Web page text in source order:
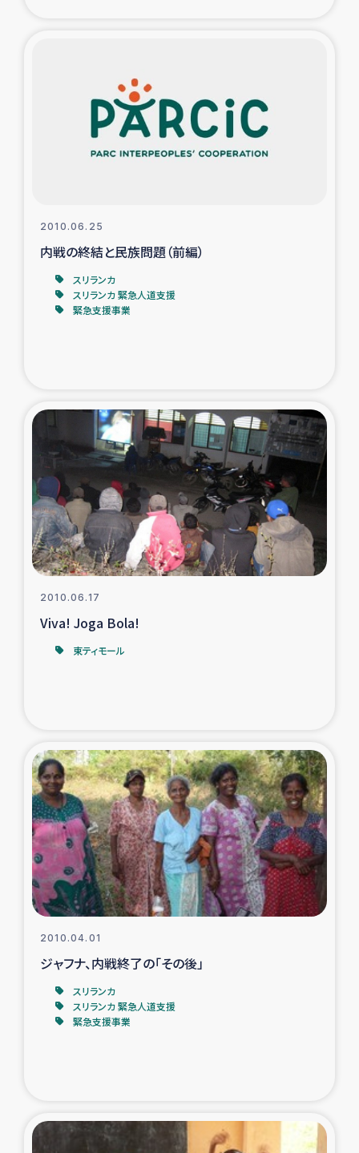
タイ国境ミャンマー移民子ども支援
漁民によるマングローブ植林活動
レバノンでのシリア難民への教育支援事業
レバノンでのシリア難民・レバノン人への農業支援
石巻市街地在宅被災者支援
復興応援隊の活動
仮設住宅生活支援・農業復興支援
漁業復興支援
ガザ地区における羊の畜産支援
ガザ地区での公園の緑化を通じた支援事業
ガザ地区における被災住民への緊急支援
ガザ地区酪農を通した女性グループの生計支援
ふりかけ普及と食生活改善による栄養改善事業
フェアトレード事業
緊急支援事業
食べる
2010.06.25
内戦の終結と民族問題（前編）
スリランカ
スリランカ 緊急人道支援
緊急支援事業
2010.06.17
Viva! Joga Bola!
東ティモール
2010.04.01
ジャフナ、内戦終了の「その後」
スリランカ
スリランカ 緊急人道支援
緊急支援事業